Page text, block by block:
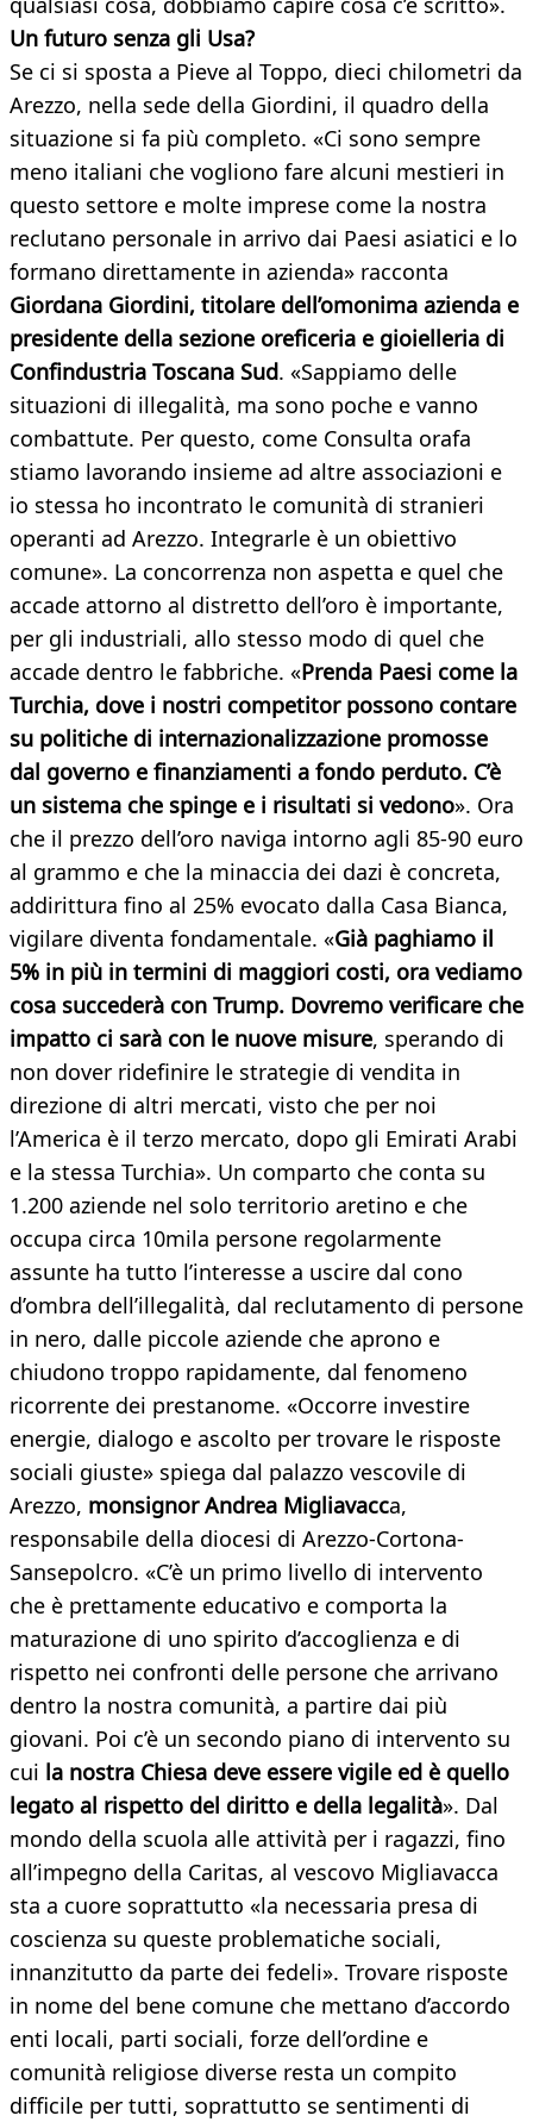
Un futuro senza gli Usa?
Se ci si sposta a Pieve al Toppo, dieci chilometri da
Arezzo, nella sede della Giordini, il quadro della
situazione si fa più completo. «Ci sono sempre
meno italiani che vogliono fare alcuni mestieri in
questo settore e molte imprese come la nostra
reclutano personale in arrivo dai Paesi asiatici e lo
formano direttamente in azienda» racconta
Giordana Giordini, titolare dell’omonima azienda e
presidente della sezione oreficeria e gioielleria di
Confindustria Toscana Sud. «Sappiamo delle
situazioni di illegalità, ma sono poche e vanno
combattute. Per questo, come Consulta orafa
stiamo lavorando insieme ad altre associazioni e
io stessa ho incontrato le comunità di stranieri
operanti ad Arezzo. Integrarle è un obiettivo
comune». La concorrenza non aspetta e quel che
accade attorno al distretto dell’oro è importante,
per gli industriali, allo stesso modo di quel che
accade dentro le fabbriche. «Prenda Paesi come la
Turchia, dove i nostri competitor possono contare
su politiche di internazionalizzazione promosse
dal governo e finanziamenti a fondo perduto. C’è
un sistema che spinge e i risultati si vedono». Ora
che il prezzo dell’oro naviga intorno agli 85-90 euro
al grammo e che la minaccia dei dazi è concreta,
addirittura fino al 25% evocato dalla Casa Bianca,
vigilare diventa fondamentale. «Già paghiamo il
5% in più in termini di maggiori costi, ora vediamo
cosa succederà con Trump. Dovremo verificare che
impatto ci sarà con le nuove misure, sperando di
non dover ridefinire le strategie di vendita in
direzione di altri mercati, visto che per noi
l’America è il terzo mercato, dopo gli Emirati Arabi
e la stessa Turchia». Un comparto che conta su
1.200 aziende nel solo territorio aretino e che
occupa circa 10mila persone regolarmente
assunte ha tutto l’interesse a uscire dal cono
d’ombra dell’illegalità, dal reclutamento di persone
in nero, dalle piccole aziende che aprono e
chiudono troppo rapidamente, dal fenomeno
ricorrente dei prestanome. «Occorre investire
energie, dialogo e ascolto per trovare le risposte
sociali giuste» spiega dal palazzo vescovile di
Arezzo, monsignor Andrea Migliavacca,
responsabile della diocesi di Arezzo-Cortona-
Sansepolcro. «C’è un primo livello di intervento
che è prettamente educativo e comporta la
maturazione di uno spirito d’accoglienza e di
rispetto nei confronti delle persone che arrivano
dentro la nostra comunità, a partire dai più
giovani. Poi c’è un secondo piano di intervento su
cui la nostra Chiesa deve essere vigile ed è quello
legato al rispetto del diritto e della legalità». Dal
mondo della scuola alle attività per i ragazzi, fino
all’impegno della Caritas, al vescovo Migliavacca
sta a cuore soprattutto «la necessaria presa di
coscienza su queste problematiche sociali,
innanzitutto da parte dei fedeli». Trovare risposte
in nome del bene comune che mettano d’accordo
enti locali, parti sociali, forze dell’ordine e
comunità religiose diverse resta un compito
difficile per tutti, soprattutto se sentimenti di